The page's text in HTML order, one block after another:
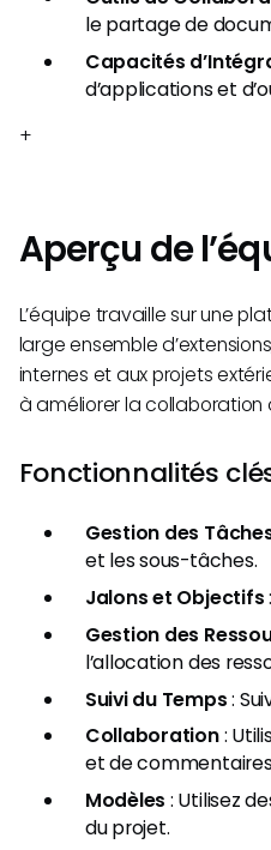
le partage de
Capacités
d’applications et
+
Aperçu de
L’équipe travaille sur une
large ensemble
internes et aux projets
à améliorer la collaboration
Fonctionnalités
Gestion des
et les sous-tâches.
Jalons et Objectifs
Gestion des
l’allocation des
Suivi du Temps:
Collaboration:
et de
Modèles : Utilisez
du projet.